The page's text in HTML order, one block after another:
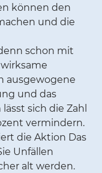
können den
und die
schon mit
ausgewogene
und das
sich die Zahl
vermindern.
die Aktion Das
Unfällen
alt werden.